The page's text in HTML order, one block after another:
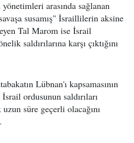
arasında sağlanan
susamış" İsraillilerin aksine
Tal Marom ise İsrail
saldırılarına karşı çıktığını
Lübnan'ı kapsamasının
ordusunun saldırıları
süre geçerli olacağını